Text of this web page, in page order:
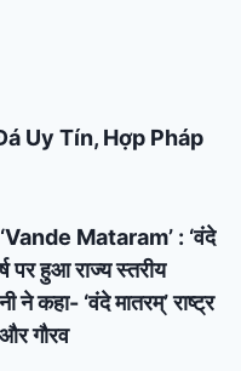
Uy Tín, Hợp Pháp
Mataram’ : ‘वंदे
पर हुआ राज्य स्तरीय
ने कहा- ‘वंदे मातरम्’ राष्ट्र
गौरव